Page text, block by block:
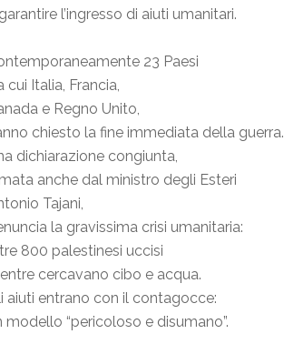
l’ingresso di aiuti umanitari.
23 Paesi
cui Italia, Francia,
e Regno Unito,
chiesto la fine immediata della guerra.
dichiarazione congiunta,
anche dal ministro degli Esteri
Tajani,
la gravissima crisi umanitaria:
800 palestinesi uccisi
cercavano cibo e acqua.
aiuti entrano con il contagocce:
modello “pericoloso e disumano”.